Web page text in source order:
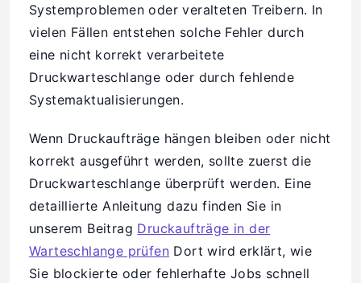
Systemproblemen oder veralteten Treibern. In
vielen Fällen entstehen solche Fehler durch
eine nicht korrekt verarbeitete
Druckwarteschlange oder durch fehlende
Systemaktualisierungen.
Wenn Druckaufträge hängen bleiben oder nicht
korrekt ausgeführt werden, sollte zuerst die
Druckwarteschlange überprüft werden. Eine
detaillierte Anleitung dazu finden Sie in
unserem Beitrag Druckaufträge in der
Warteschlange prüfen Dort wird erklärt, wie
Sie blockierte oder fehlerhafte Jobs schnell